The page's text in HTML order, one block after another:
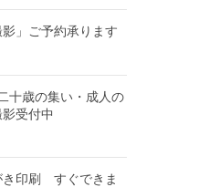
」ご予約承ります
歳の集い・成人の
受付中
き印刷 すぐできま